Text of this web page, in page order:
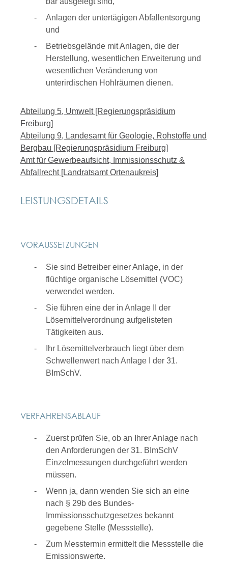
Anlagen der untertägigen Abfallentsorgung
und
Betriebsgelände mit Anlagen, die der
Herstellung, wesentlichen Erweiterung und
wesentlichen Veränderung von
unterirdischen Hohlräumen dienen.
Abteilung 5, Umwelt [Regierungspräsidium
Freiburg]
Abteilung 9, Landesamt für Geologie, Rohstoffe und
Bergbau [Regierungspräsidium Freiburg]
Amt für Gewerbeaufsicht, Immissionsschutz &
Abfallrecht [Landratsamt Ortenaukreis]
LEISTUNGSDETAILS
VORAUSSETZUNGEN
Sie sind Betreiber einer Anlage, in der
flüchtige organische Lösemittel (VOC)
verwendet werden.
Sie führen eine der in Anlage II der
Lösemittelverordnung aufgelisteten
Tätigkeiten aus.
Ihr Lösemittelverbrauch liegt über dem
Schwellenwert nach Anlage I der 31.
BImSchV.
VERFAHRENSABLAUF
Zuerst prüfen Sie, ob an Ihrer Anlage nach
den Anforderungen der 31. BImSchV
Einzelmessungen durchgeführt werden
müssen.
Wenn ja, dann wenden Sie sich an eine
nach § 29b des Bundes-
Immissionsschutzgesetzes bekannt
gegebene Stelle (Messstelle).
Zum Messtermin ermittelt die Messstelle die
Emissionswerte.